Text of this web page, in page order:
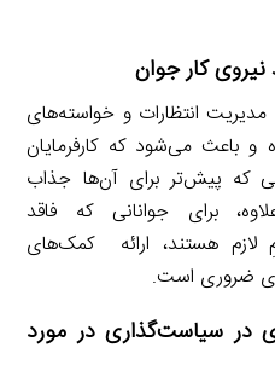
انتظارات و خواسته‌های
و باعث می‌شود که کارفرمایان
که پیش‌تر برای آن‌ها جذاب
برای جوانانی که فاقد
لازم هستند، ارائه کمک‌های
ضروری است.
در سیاست‌گذاری در مورد